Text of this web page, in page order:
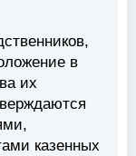
в
их
казенных